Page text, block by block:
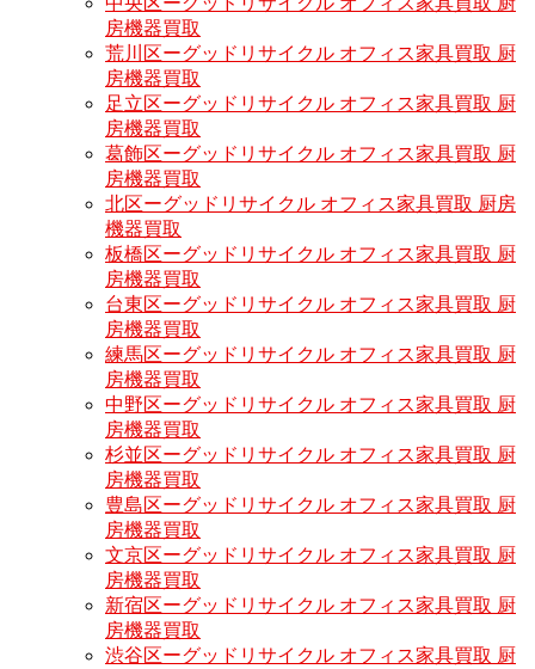
房機器買取
荒川区ーグッドリサイクル オフィス家具買取 厨
房機器買取
足立区ーグッドリサイクル オフィス家具買取 厨
房機器買取
葛飾区ーグッドリサイクル オフィス家具買取 厨
房機器買取
北区ーグッドリサイクル オフィス家具買取 厨房
機器買取
板橋区ーグッドリサイクル オフィス家具買取 厨
房機器買取
台東区ーグッドリサイクル オフィス家具買取 厨
房機器買取
練馬区ーグッドリサイクル オフィス家具買取 厨
房機器買取
中野区ーグッドリサイクル オフィス家具買取 厨
房機器買取
杉並区ーグッドリサイクル オフィス家具買取 厨
房機器買取
豊島区ーグッドリサイクル オフィス家具買取 厨
房機器買取
文京区ーグッドリサイクル オフィス家具買取 厨
房機器買取
新宿区ーグッドリサイクル オフィス家具買取 厨
房機器買取
渋谷区ーグッドリサイクル オフィス家具買取 厨